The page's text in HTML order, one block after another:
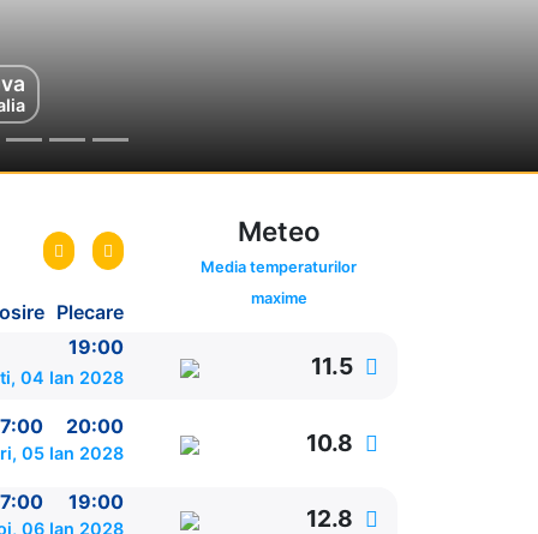
Plecare
Meteo
Media temperaturilor
maxime
19:00
04 Ian 2028 11.5
20:00
05 Ian 2028 10.8
19:00
06 Ian 2028 12.8